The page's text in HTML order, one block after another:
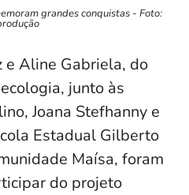
grandes conquistas - Foto:
Aline Gabriela, do
junto às
Joana Stefhanny e
Estadual Gilberto
Maísa, foram
do projeto